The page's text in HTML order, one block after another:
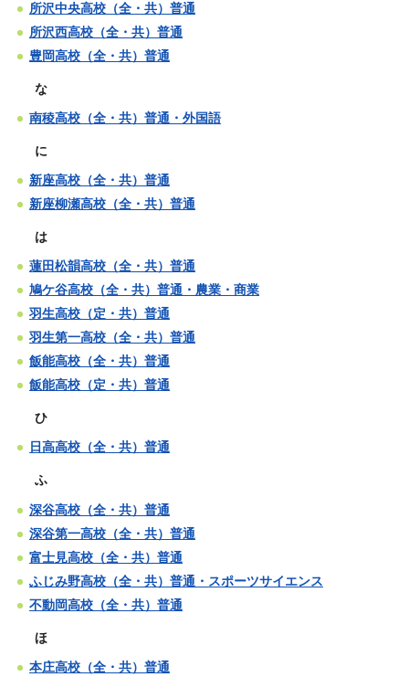
所沢中央高校（全・共）普通
所沢西高校（全・共）普通
豊岡高校（全・共）普通
な
南稜高校（全・共）普通・外国語
に
新座高校（全・共）普通
新座柳瀬高校（全・共）普通
は
蓮田松韻高校（全・共）普通
鳩ケ谷高校（全・共）普通・農業・商業
羽生高校（定・共）普通
羽生第一高校（全・共）普通
飯能高校（全・共）普通
飯能高校（定・共）普通
ひ
日高高校（全・共）普通
ふ
深谷高校（全・共）普通
深谷第一高校（全・共）普通
富士見高校（全・共）普通
ふじみ野高校（全・共）普通・スポーツサイエンス
不動岡高校（全・共）普通
ほ
本庄高校（全・共）普通